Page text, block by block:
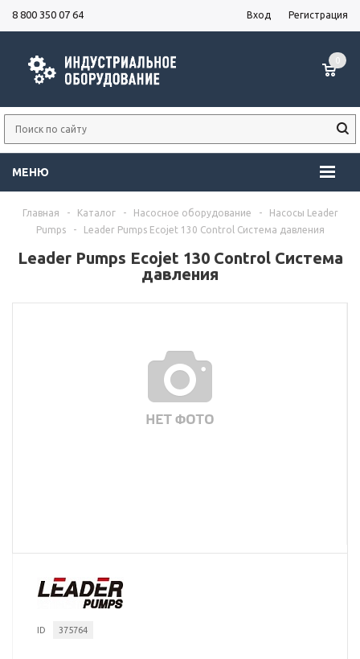
8 800 350 07 64 Вход Регистрация
МЕНЮ
0
Главная - Каталог - Насосное оборудование -
Насосы Leader
Pumps
- Leader Pumps Ecojet 130 Control Система давления
Leader Pumps Ecojet 130 Control Система
давления
ID 375764